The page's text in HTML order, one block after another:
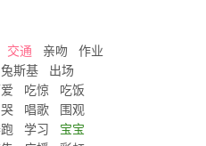
交通 亲吻
作业
兔斯基
出场
吃惊
吃饭
哭 唱歌
围观
学习
宝宝